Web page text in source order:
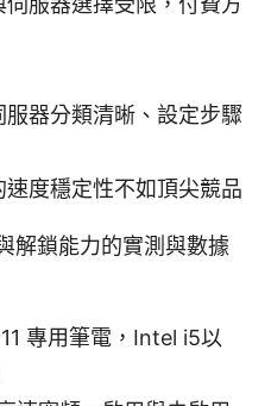
器分類清晰、設定步驟
度穩定性不如頂尖競品
解鎖能力的實測與數據
專用筆電，Intel i5以